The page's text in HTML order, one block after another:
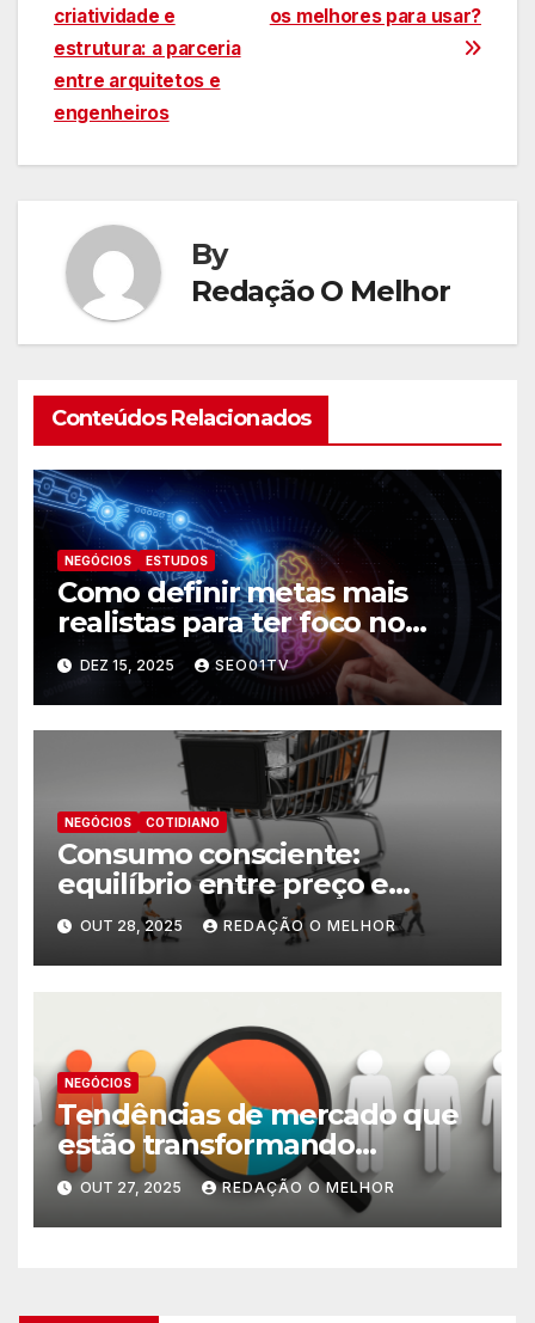
de
Post
os melhores para usar?
criatividade e
estrutura: a parceria
entre arquitetos e
engenheiros
By
Redação O Melhor
Conteúdos Relacionados
NEGÓCIOS ESTUDOS
Como definir metas mais
realistas para ter foco no
futuro
DEZ 15, 2025 SEO01TV
NEGÓCIOS COTIDIANO
Consumo consciente:
equilíbrio entre preço e
necessidade
OUT 28, 2025 REDAÇÃO O MELHOR
NEGÓCIOS
Tendências de mercado que
estão transformando
pequenos negócios
OUT 27, 2025 REDAÇÃO O MELHOR